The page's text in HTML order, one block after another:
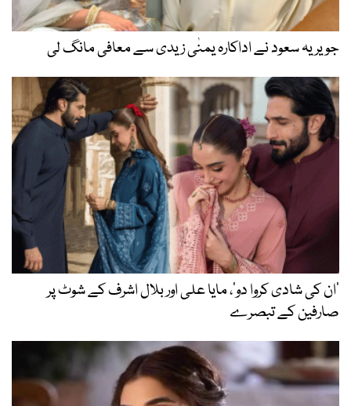
جویریہ سعود نے اداکارہ یمنٰی زیدی سے معافی مانگ لی
’ان کی شادی کروا دو‘، مایا علی اور بلال اشرف کے شوٹ پر
صارفین کے تبصرے